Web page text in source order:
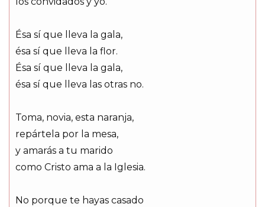
Ésa sí que lleva la gala,
ésa sí que lleva la flor.
Ésa sí que lleva la gala,
ésa sí que lleva las otras no.
Toma, novia, esta naranja,
repártela por la mesa,
y amarás a tu marido
como Cristo ama a la Iglesia.
No porque te hayas casado